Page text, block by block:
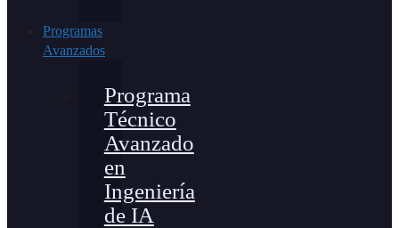
Programas
Avanzados
Programa
Técnico
Avanzado
en
Ingeniería
de IA